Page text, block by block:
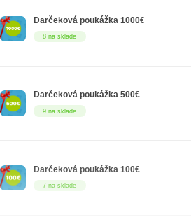
8 na sklade
Darčeková poukážka 1000€
9 na sklade
Darčeková poukážka 500€
7 na sklade
Darčeková poukážka 100€